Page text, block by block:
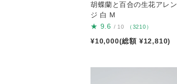
胡蝶蘭と百合の生花アレン
ジ 白 M
★ 9.6 / 10 （3210）
¥10,000(総額 ¥12,810)